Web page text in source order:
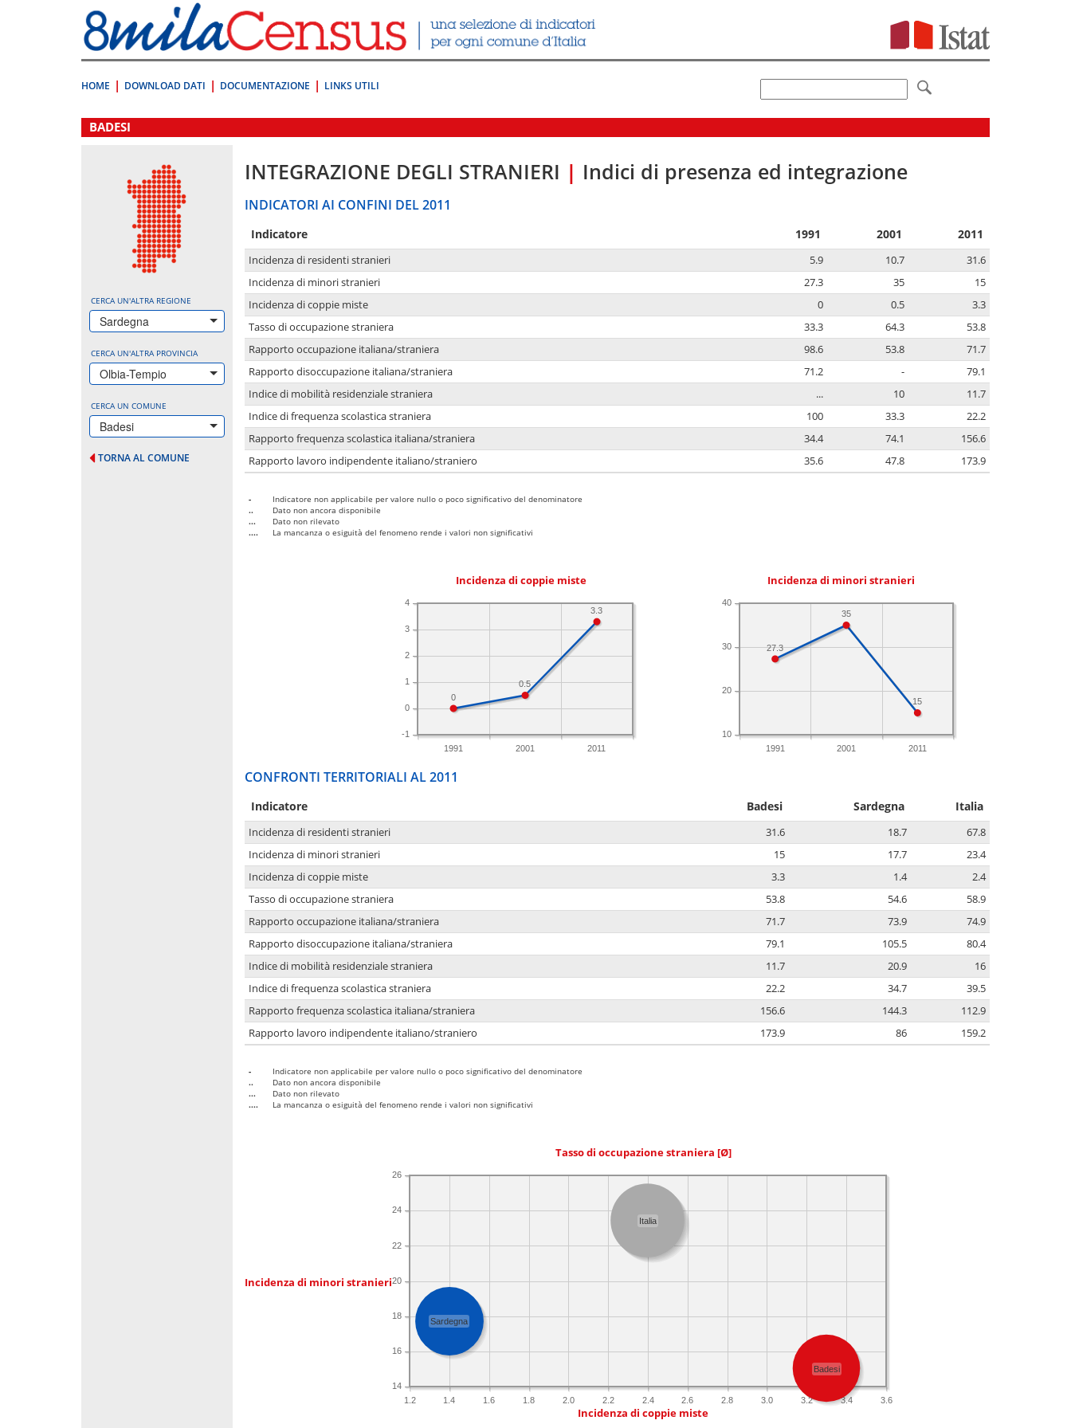
direttamente
a:
Contenuto
HOME DOWNLOAD DATI DOCUMENTAZIONE LINKS UTILI
.
BADESI
CERCA UN'ALTRA REGIONE
Sardegna
CERCA UN'ALTRA PROVINCIA
Olbia-Tempio
CERCA UN COMUNE
Badesi
TORNA AL COMUNE
INTEGRAZIONE DEGLI STRANIERI | Indici di presenza ed integrazione
INDICATORI AI CONFINI DEL 2011
Indicatore 1991 2001 2011
Incidenza di residenti stranieri 5.9 10.7
31.6
Incidenza di minori stranieri
27.3 35
15
Incidenza di coppie miste
0 0.5
3.3
Tasso di occupazione straniera
33.3 64.3
53.8
Rapporto occupazione italiana/straniera
98.6 53.8
71.7
Rapporto disoccupazione italiana/straniera
71.2 -
79.1
Indice di mobilità residenziale straniera
... 10
11.7
Indice di frequenza scolastica straniera
100 33.3
22.2
Rapporto frequenza scolastica italiana/straniera
34.4 74.1
156.6
Rapporto lavoro indipendente italiano/straniero
35.6 47.8 173.9
-
Indicatore non applicabile per valore nullo o poco significativo del denominatore
..
Dato non ancora disponibile
...
Dato non rilevato
....
La mancanza o esiguità del fenomeno rende i valori non significativi
Incidenza di coppie miste
1991 2001 2011
-1
0
1
2
3
4
3.3
0.5
0
Incidenza di minori stranieri
1991 2001 2011
10
20
30
40
15
35
27.3
CONFRONTI TERRITORIALI AL 2011
Indicatore Badesi Sardegna Italia
Incidenza di residenti stranieri 31.6 18.7
67.8
Incidenza di minori stranieri
15 17.7
23.4
Incidenza di coppie miste
3.3 1.4
2.4
Tasso di occupazione straniera
53.8 54.6
58.9
Rapporto occupazione italiana/straniera
71.7 73.9
74.9
Rapporto disoccupazione italiana/straniera
79.1 105.5
80.4
Indice di mobilità residenziale straniera
11.7 20.9
16
Indice di frequenza scolastica straniera
22.2 34.7
39.5
Rapporto frequenza scolastica italiana/straniera
156.6 144.3
112.9
Rapporto lavoro indipendente italiano/straniero
173.9 86 159.2
-
Indicatore non applicabile per valore nullo o poco significativo del denominatore
..
Dato non ancora disponibile
...
Dato non rilevato
....
La mancanza o esiguità del fenomeno rende i valori non significativi
Tasso di occupazione straniera [Ø]
Incidenza di minori stranieri
1.2 1.4 1.6 1.8 2.0 2.2 2.4 2.6 2.8 3.0 3.2 3.4 3.6
14
16
18
20
22
24
26
Italia
Sardegna
Badesi
Incidenza di coppie miste